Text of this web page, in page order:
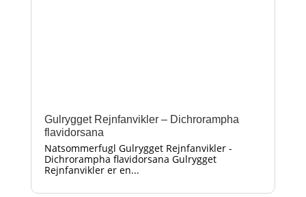
Gulrygget Rejnfanvikler – Dichrorampha
flavidorsana
Natsommerfugl Gulrygget Rejnfanvikler -
Dichrorampha flavidorsana Gulrygget
Rejnfanvikler er en...